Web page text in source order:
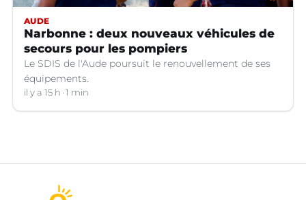
AUDE
Narbonne : deux nouveaux véhicules de
secours pour les pompiers
Le SDIS de l'Aude poursuit le renouvellement de ses
équipements.
il y a 15 h 1 min